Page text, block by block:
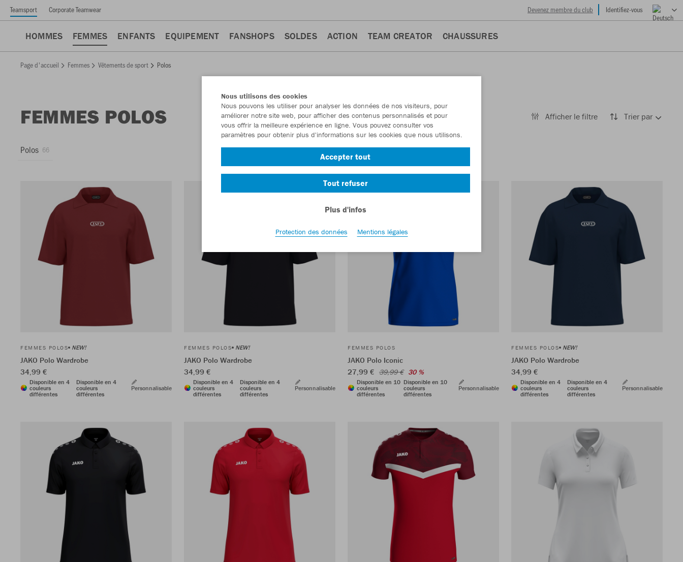
Teamsport Corporate Teamwear Devenez membre du club Identifiez-vous
HOMMES FEMMES ENFANTS EQUIPEMENT FANSHOPS SOLDES ACTION TEAM CREATOR CHAUSSURES
Page d'accueil Femmes Vêtements de sport Polos
FEMMES POLOS Afficher le filtre Trier par
Polos 66
FEMMES POLOS NEW!
JAKO Polo Wardrobe
34,99 €
Disponible en 4
couleurs
différentes
Disponible en 4
couleurs
différentes
Personnalisable
FEMMES POLOS NEW!
JAKO Polo Wardrobe
34,99 €
Disponible en 4
couleurs
différentes
Disponible en 4
couleurs
différentes
Personnalisable
FEMMES POLOS
JAKO Polo Iconic
27,99 € 39,99 € 30 %
Disponible en 10
couleurs
différentes
Disponible en 10
couleurs
différentes
Personnalisable
FEMMES POLOS NEW!
JAKO Polo Wardrobe
34,99 €
Disponible en 4
couleurs
différentes
Disponible en 4
couleurs
différentes
Personnalisable
Nous utilisons des cookies
Nous pouvons les utiliser pour analyser les données de nos visiteurs, pour
améliorer notre site web, pour afficher des contenus personnalisés et pour
vous offrir la meilleure expérience en ligne. Vous pouvez consulter vos
paramètres pour obtenir plus d'informations sur les cookies que nous utilisons.
Accepter tout
Tout refuser
Plus d'infos
Protection des données Mentions légales